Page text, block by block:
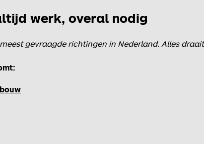
werk, overal nodig
gevraagde richtingen in Nederland. Alles